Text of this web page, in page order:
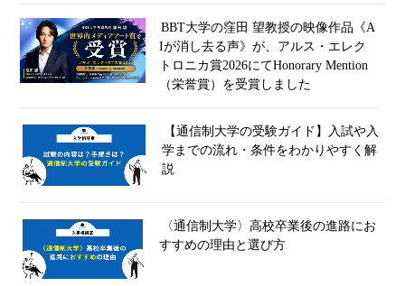
BBT大学の窪田 望教授の映像作品《A
Iが消し去る声》が、アルス・エレク
トロニカ賞2026にてHonorary Mention
（栄誉賞）を受賞しました
【通信制大学の受験ガイド】入試や入
学までの流れ・条件をわかりやすく解
説
〈通信制大学〉高校卒業後の進路にお
すすめの理由と選び方